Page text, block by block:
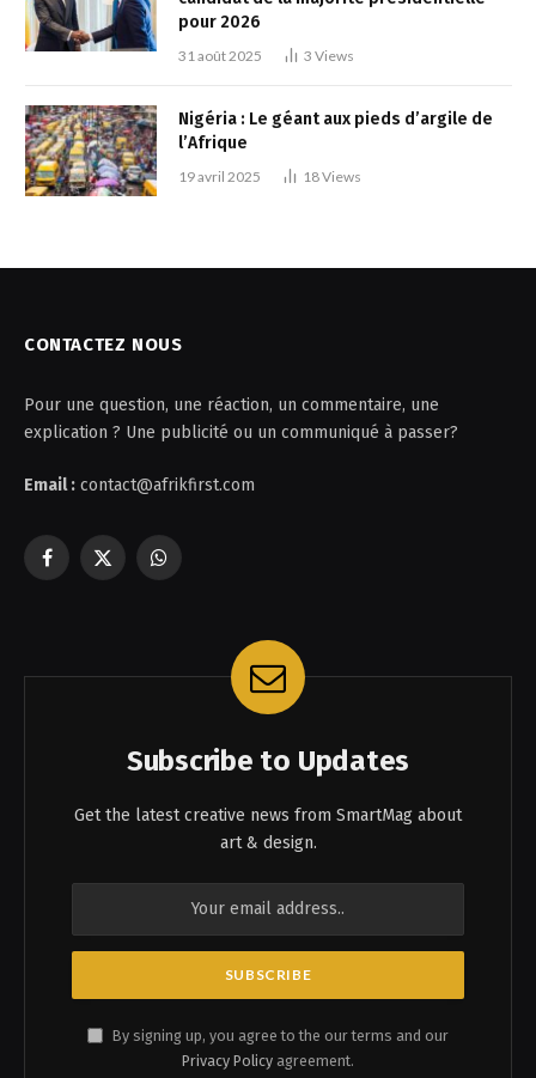
pour 2026
31 août 2025 3 Views
Nigéria : Le géant aux pieds d’argile de
l’Afrique
19 avril 2025 18Views
CONTACTEZ NOUS
Pour une question, une réaction, un commentaire, une
explication ? Une publicité ou un communiqué à passer?
Email : contact@afrikfirst.com
Facebook
X
WhatsApp
Subscribe to Updates
Get the latest creative news from SmartMag about
art & design.
By signing up, you agree to the our terms and our
Privacy Policy agreement.